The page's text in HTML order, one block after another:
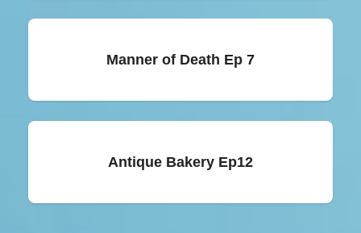
Manner of Death Ep 7
Antique Bakery Ep12